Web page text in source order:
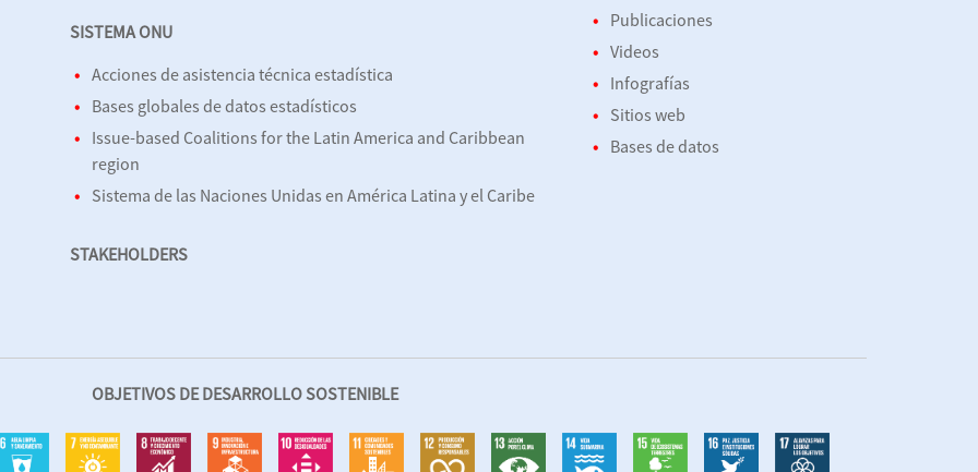
SISTEMA ONU
Acciones de asistencia técnica estadística
Bases globales de datos estadísticos
Issue-based Coalitions for the Latin America and Caribbean
region
Sistema de las Naciones Unidas en América Latina y el Caribe
STAKEHOLDERS
Publicaciones
Videos
Infografías
Sitios web
Bases de datos
OBJETIVOS DE DESARROLLO SOSTENIBLE